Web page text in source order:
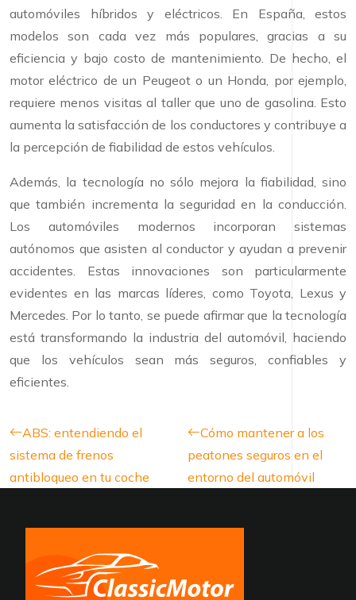
automóviles híbridos y eléctricos. En España, estos
modelos son cada vez más populares, gracias a su
eficiencia y bajo costo de mantenimiento. De hecho, el
motor eléctrico de un Peugeot o un Honda, por ejemplo,
requiere menos visitas al taller que uno de gasolina. Esto
aumenta la satisfacción de los conductores y contribuye a
la percepción de fiabilidad de estos vehículos.
Además, la tecnología no sólo mejora la fiabilidad, sino
que también incrementa la seguridad en la conducción.
Los automóviles modernos incorporan sistemas
autónomos que asisten al conductor y ayudan a prevenir
accidentes. Estas innovaciones son particularmente
evidentes en las marcas líderes, como Toyota, Lexus y
Mercedes. Por lo tanto, se puede afirmar que la tecnología
está transformando la industria del automóvil, haciendo
que los vehículos sean más seguros, confiables y
eficientes.
ABS: entendiendo el
sistema de frenos
antibloqueo en tu coche
Cómo mantener a los
peatones seguros en el
entorno del automóvil